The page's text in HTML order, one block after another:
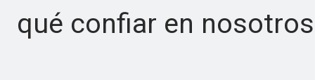
qué confiar en